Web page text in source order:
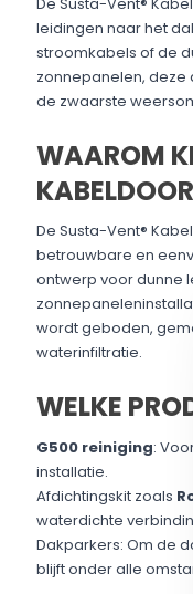
leidingen naar het
stroomkabels of de
zonnepanelen, deze
de zwaarste
WAAROM
De Susta-Vent®
betrouwbare en
ontwerp voor dunne
wordt geboden,
waterinfiltratie.
WELKE
G500 reiniging:
installatie.
Afdichtingskit zoals
waterdichte
Dakparkers: Om de
blijft onder alle